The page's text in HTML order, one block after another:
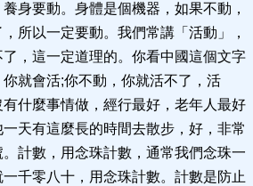
身要動。身體是個機器，如果不動，
所以一定要動。我們常講「活動」，
，這一定道理的。你看中國這個文字
就會活;你不動，你就活不了，活
什麼事情做，經行最好，老年人最好
天有這麼長的時間去散步，好，非常
計數，用念珠計數，通常我們念珠一
千零八十，用念珠計數。計數是防止